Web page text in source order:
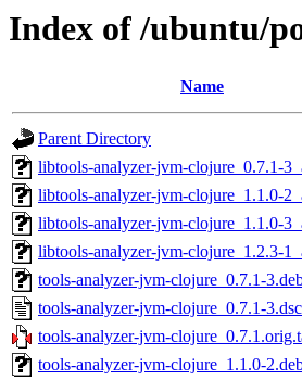
Index of /ubuntu/
Name
Parent Directory
libtools-analyzer-jvm-clojure_0.7.1-
libtools-analyzer-jvm-clojure_1.1.0-
libtools-analyzer-jvm-clojure_1.1.0-
libtools-analyzer-jvm-clojure_1.2.3-
tools-analyzer-jvm-clojure_0.7.1-
tools-analyzer-jvm-clojure_0.7.1-3.dsc
tools-analyzer-jvm-
tools-analyzer-jvm-clojure_1.1.0-